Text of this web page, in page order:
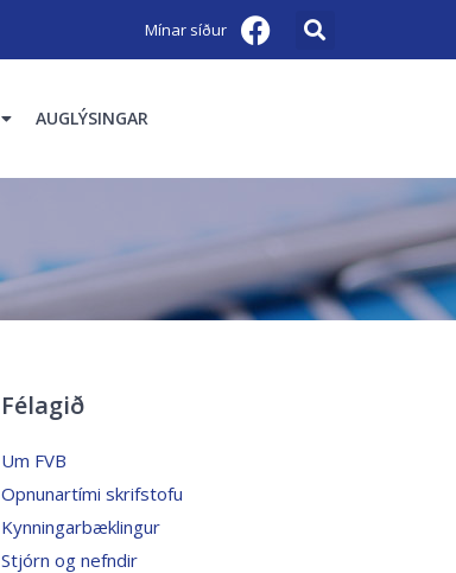
Mínar síður
AUGLÝSINGAR
Félagið
Um FVB
Opnunartími skrifstofu
Kynningarbæklingur
Stjórn og nefndir